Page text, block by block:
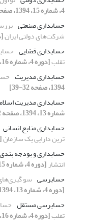
4، شماره 15، 1394، صفحه 4-15]
حسابداری صنعتی
شرکت‌های دولتی ایران
حسابداری قضایی
تقلب[دوره 4، شماره 16، 1394، صفحه 44-57]
حسابداری مدیریت
1394، صفحه 32-39]
حسابداری مدیریت
شماره 13، 1394، صفحه 32-39]
حسابداری منابع انسانی
ترین دارایی یک سازمان
حسابداری و بودجه
انتشار[دوره 4، شماره 15، 1394، صفحه 4-15]
حسابرسی سو
[دوره 4، شماره 13، 1394، صفحه 74-87]
حسابرسی مستقل
تقلب[دوره 4، شماره 16، 1394، صفحه 44-57]